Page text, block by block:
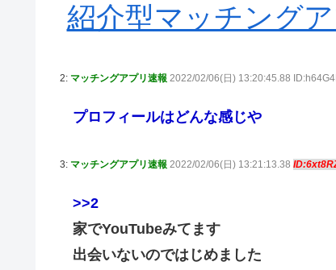
紹介型マッチング
2: マッチングアプリ速報 2022/02/06(日) 13:20:45.88
プロフィールはどんな感じや
3: マッチングアプリ速報 2022/02/06(日) 13:21:13.38
>>2
家でYouTubeみてます
出会いないのではじめました